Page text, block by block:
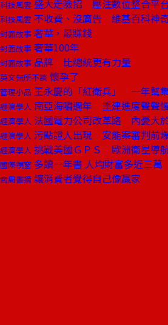
科技風雲 盛大走險招 壓注數位整合平
科技風雲 不收費、沒廣告 維基百科神
封面故事 奢華，最賺錢
封面故事 奢華100年
封面故事 品牌 比總統更有力量
英文無所不談 懷孕了
管理小品 王永慶的「紅衛兵」 一年幫
經濟學人 南亞海嘯週年 重建進度聲聲
經濟學人 法國電力公司改革路 內憂大
經濟學人 污點證人出現 安能案審判前
經濟學人 挑戰美國ＧＰＳ 歐洲衛星導
國際視窗 多讀一年書 人均財富多近三萬
商周書摘 讓消費者覺得自己像贏家